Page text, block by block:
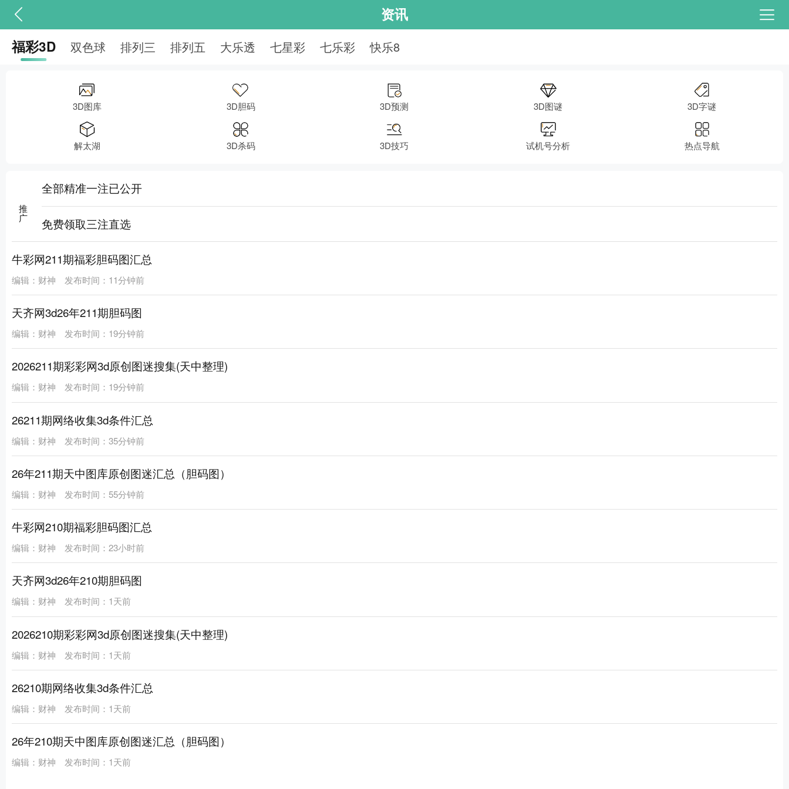
资讯
福彩3D
双色球 排列三 排列五 大乐透 七星彩 七乐彩 快乐8
3D图库 3D胆码 3D预测 3D图谜 3D字谜
解太湖 3D杀码 3D技巧 试机号分析 热点导航
推广
全部精准一注已公开
免费领取三注直选
牛彩网211期福彩胆码图汇总
编辑：财神 发布时间：11分钟前
天齐网3d26年211期胆码图
编辑：财神 发布时间：19分钟前
2026211期彩彩网3d原创图迷搜集(天中整理)
编辑：财神 发布时间：19分钟前
26211期网络收集3d条件汇总
编辑：财神 发布时间：35分钟前
26年211期天中图库原创图迷汇总（胆码图）
编辑：财神 发布时间：55分钟前
牛彩网210期福彩胆码图汇总
编辑：财神 发布时间：23小时前
天齐网3d26年210期胆码图
编辑：财神 发布时间：1天前
2026210期彩彩网3d原创图迷搜集(天中整理)
编辑：财神 发布时间：1天前
26210期网络收集3d条件汇总
编辑：财神 发布时间：1天前
26年210期天中图库原创图迷汇总（胆码图）
编辑：财神 发布时间：1天前